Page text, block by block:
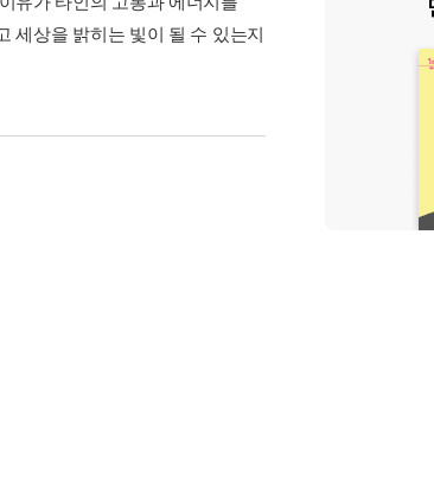
세상을 밝히는 빛이 될 수 있는지